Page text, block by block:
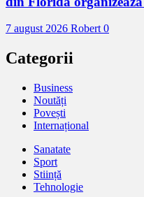
7 august 2026 Robert0
Categorii
Business
Noutăți
Povești
Internațional
Sanatate
Sport
Stiință
Tehnologie